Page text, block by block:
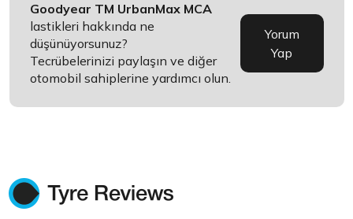
Goodyear TM UrbanMax MCA
lastikleri hakkında ne
düşünüyorsunuz?
Tecrübelerinizi paylaşın ve diğer
otomobil sahiplerine yardımcı olun.
Yorum
Yap